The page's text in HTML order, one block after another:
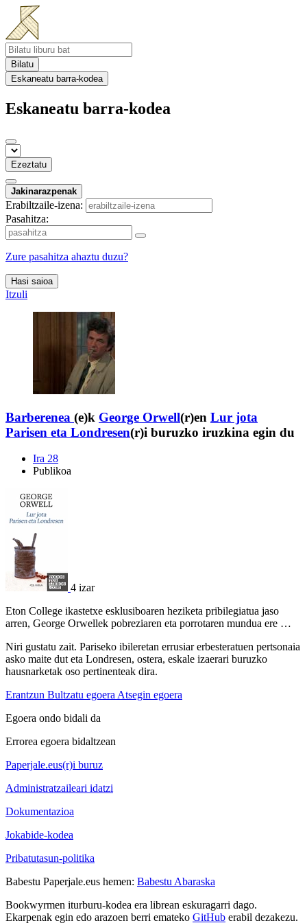
Bilatu
Eskaneatu barra-kodea
Eskaneatu barra-kodea
Ezeztatu
Jakinarazpenak
Erabiltzaile-izena:
Pasahitza:
Zure pasahitza ahaztu duzu?
Hasi saioa
Itzuli
Barberenea (e)k George Orwell(r)en Lur jota
Parisen eta Londresen(r)i buruzko iruzkina egin du
Ira 28
Publikoa
4 izar
Eton College ikastetxe esklusiboaren heziketa pribilegiatua jaso
arren, George Orwellek pobreziaren eta porrotaren mundua ere …
Niri gustatu zait. Pariseko ibileretan errusiar erbesteratuen pertsonaia
asko maite dut eta Londresen, ostera, eskale izaerari buruzko
hausnarketak oso pertinenteak dira.
Erantzun Bultzatu egoera Atsegin egoera
Egoera ondo bidali da
Errorea egoera bidaltzean
Paperjale.eus(r)i buruz
Administratzaileari idatzi
Dokumentazioa
Jokabide-kodea
Pribatutasun-politika
Babestu Paperjale.eus hemen: Babestu Abaraska
Bookwyrmen iturburu-kodea era librean eskuragarri dago.
Ekarpenak egin edo arazoen berri emateko GitHub erabil dezakezu.